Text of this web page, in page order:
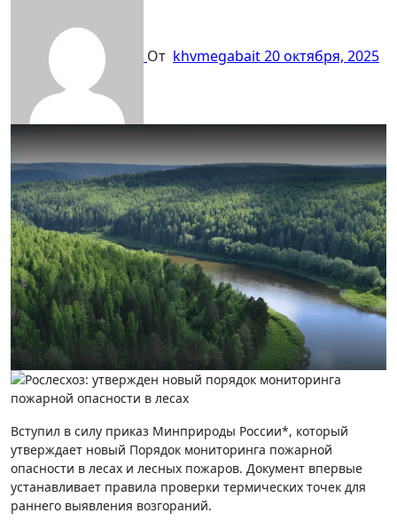
От khvmegabait20 октября, 2025
Вступил в силу приказ Минприроды России*, который
утверждает новый Порядок мониторинга пожарной
опасности в лесах и лесных пожаров. Документ впервые
устанавливает правила проверки термических точек для
раннего выявления возгораний.